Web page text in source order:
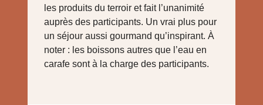
les produits du terroir et fait l’unanimité
auprès des participants. Un vrai plus pour
un séjour aussi gourmand qu’inspirant. À
noter : les boissons autres que l’eau en
carafe sont à la charge des participants.